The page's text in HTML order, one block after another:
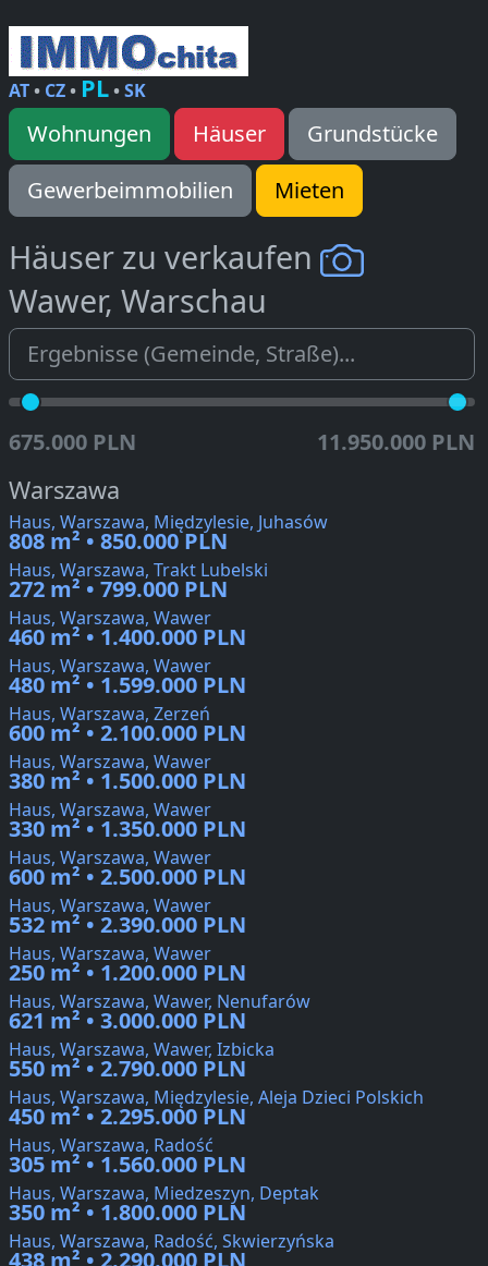
AT• CZ• PL•SK
Wohnungen Häuser
Grundstücke
Gewerbeimmobilien
Mieten
Häuser zu verkaufen
Wawer, Warschau
675.000 PLN 11.950.000 PLN
Warszawa
Haus, Warszawa, Międzylesie, Juhasów
808 m² • 850.000 PLN
Haus, Warszawa, Trakt Lubelski
272 m² • 799.000 PLN
Haus, Warszawa, Wawer
460 m² • 1.400.000 PLN
Haus, Warszawa, Wawer
480 m² • 1.599.000 PLN
Haus, Warszawa, Zerzeń
600 m² • 2.100.000 PLN
Haus, Warszawa, Wawer
380 m² • 1.500.000 PLN
Haus, Warszawa, Wawer
330 m² • 1.350.000 PLN
Haus, Warszawa, Wawer
600 m² • 2.500.000 PLN
Haus, Warszawa, Wawer
532 m² • 2.390.000 PLN
Haus, Warszawa, Wawer
250 m² • 1.200.000 PLN
Haus, Warszawa, Wawer, Nenufarów
621 m² • 3.000.000 PLN
Haus, Warszawa, Wawer, Izbicka
550 m² • 2.790.000 PLN
Haus, Warszawa, Międzylesie, Aleja Dzieci Polskich
450 m² • 2.295.000 PLN
Haus, Warszawa, Radość
305 m² • 1.560.000 PLN
Haus, Warszawa, Miedzeszyn, Deptak
350 m² • 1.800.000 PLN
Haus, Warszawa, Radość, Skwierzyńska